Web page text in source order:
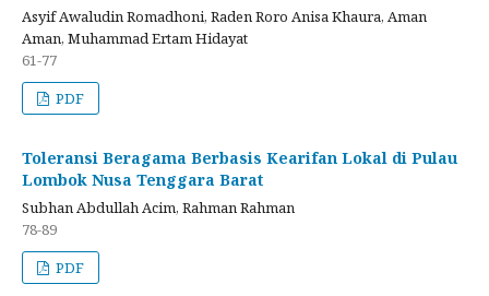
Asyif Awaludin Romadhoni, Raden Roro Anisa Khaura, Aman
Aman, Muhammad Ertam Hidayat
61-77
PDF
Toleransi Beragama Berbasis Kearifan Lokal di Pulau
Lombok Nusa Tenggara Barat
Subhan Abdullah Acim, Rahman Rahman
78-89
PDF